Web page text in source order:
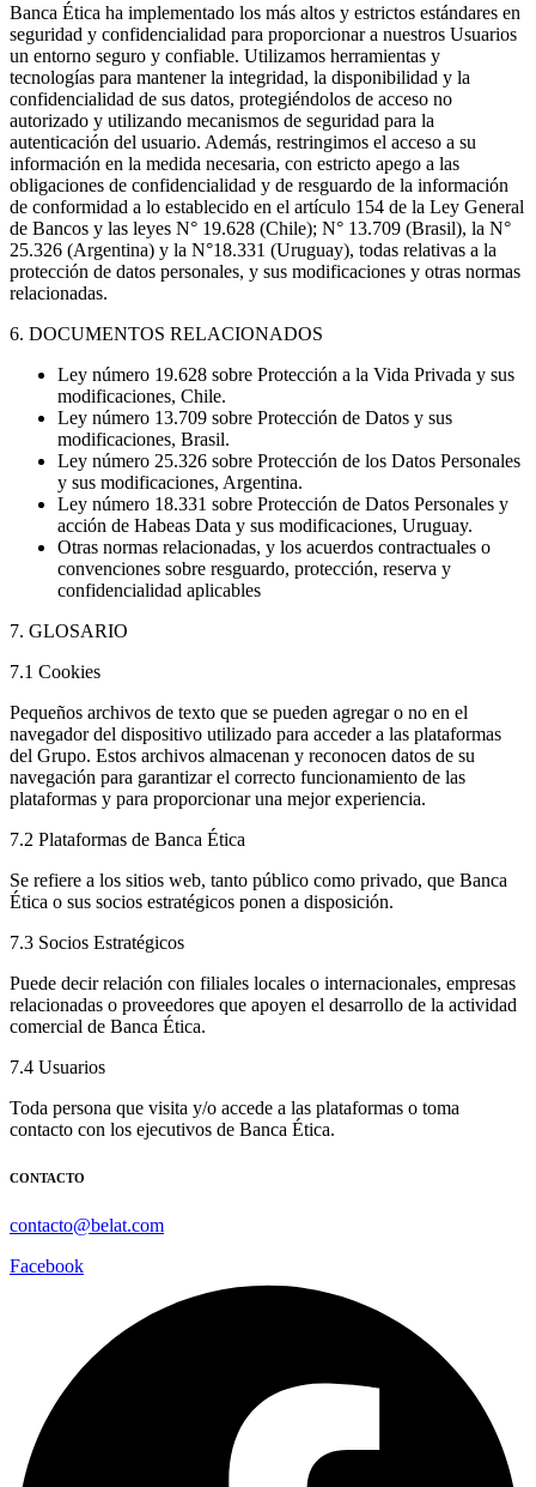
Banca Ética ha implementado los más altos y estrictos estándares en
seguridad y confidencialidad para proporcionar a nuestros Usuarios
un entorno seguro y confiable. Utilizamos herramientas y
tecnologías para mantener la integridad, la disponibilidad y la
confidencialidad de sus datos, protegiéndolos de acceso no
autorizado y utilizando mecanismos de seguridad para la
autenticación del usuario. Además, restringimos el acceso a su
información en la medida necesaria, con estricto apego a las
obligaciones de confidencialidad y de resguardo de la información
de conformidad a lo establecido en el artículo 154 de la Ley General
de Bancos y las leyes N° 19.628 (Chile); N° 13.709 (Brasil), la N°
25.326 (Argentina) y la N°18.331 (Uruguay), todas relativas a la
protección de datos personales, y sus modificaciones y otras normas
relacionadas.
6. DOCUMENTOS RELACIONADOS
Ley número 19.628 sobre Protección a la Vida Privada y sus
modificaciones, Chile.
Ley número 13.709 sobre Protección de Datos y sus
modificaciones, Brasil.
Ley número 25.326 sobre Protección de los Datos Personales
y sus modificaciones, Argentina.
Ley número 18.331 sobre Protección de Datos Personales y
acción de Habeas Data y sus modificaciones, Uruguay.
Otras normas relacionadas, y los acuerdos contractuales o
convenciones sobre resguardo, protección, reserva y
confidencialidad aplicables
7. GLOSARIO
7.1 Cookies
Pequeños archivos de texto que se pueden agregar o no en el
navegador del dispositivo utilizado para acceder a las plataformas
del Grupo. Estos archivos almacenan y reconocen datos de su
navegación para garantizar el correcto funcionamiento de las
plataformas y para proporcionar una mejor experiencia.
7.2 Plataformas de Banca Ética
Se refiere a los sitios web, tanto público como privado, que Banca
Ética o sus socios estratégicos ponen a disposición.
7.3 Socios Estratégicos
Puede decir relación con filiales locales o internacionales, empresas
relacionadas o proveedores que apoyen el desarrollo de la actividad
comercial de Banca Ética.
7.4 Usuarios
Toda persona que visita y/o accede a las plataformas o toma
contacto con los ejecutivos de Banca Ética.
CONTACTO
contacto@belat.com
Facebook